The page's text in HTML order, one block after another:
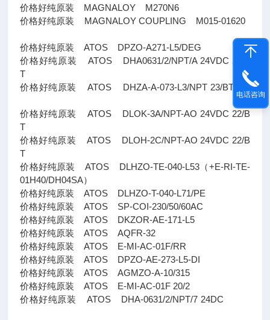
价格好纯原装 MAGNALOY M270N6
价格好纯原装 MAGNALOY COUPLING M015-01620
价格好纯原装 ATOS DPZO-A271-L5/DEG
价格好纯原装 ATOS DHA0631/2/NPT/A 24VDC 24/B
T
价格好纯原装 ATOS DHZA-A-073-L3/NPT 23/BT
价格好纯原装 ATOS DLOK-3A/NPT-AO 24VDC 22/B
T
价格好纯原装 ATOS DLOH-2C/NPT-AO 24VDC 22/B
T
价格好纯原装 ATOS DLHZO-TE-040-L53（+E-RI-TE-
01H40/DH04SA）
价格好纯原装 ATOS DLHZO-T-040-L71/PE
价格好纯原装 ATOS SP-COI-230/50/60AC
价格好纯原装 ATOS DKZOR-AE-171-L5
价格好纯原装 ATOS AQFR-32
价格好纯原装 ATOS E-MI-AC-01F/RR
价格好纯原装 ATOS DPZO-AE-273-L5-DI
价格好纯原装 ATOS AGMZO-A-10/315
价格好纯原装 ATOS E-MI-AC-01F 20/2
价格好纯原装 ATOS DHA-0631/2/NPT/7 24DC
电话咨询